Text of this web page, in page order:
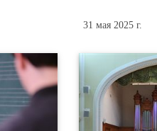
31 мая 2025 г.